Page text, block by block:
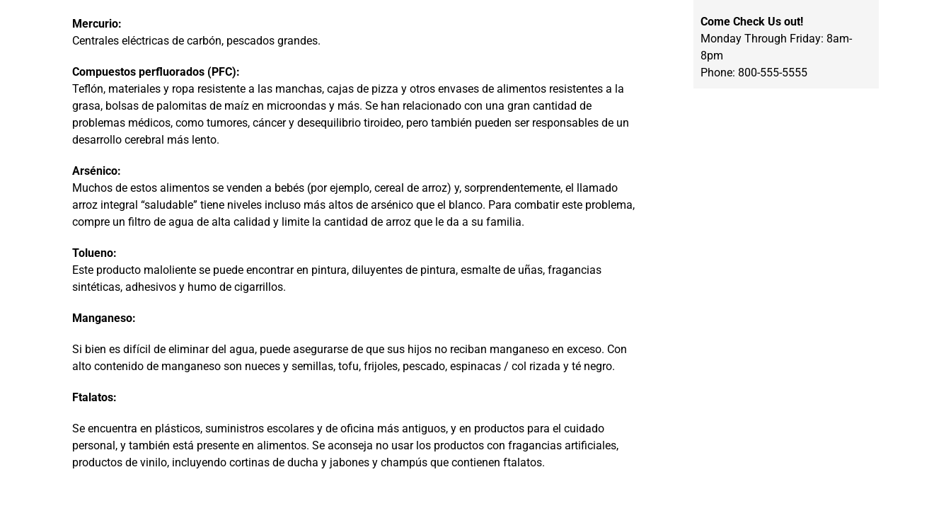
Mercurio:
Centrales eléctricas de carbón, pescados grandes.
Compuestos perfluorados (PFC):
Teflón, materiales y ropa resistente a las manchas, cajas de pizza y otros envases de alimentos resistentes a la
grasa, bolsas de palomitas de maíz en microondas y más. Se han relacionado con una gran cantidad de
problemas médicos, como tumores, cáncer y desequilibrio tiroideo, pero también pueden ser responsables de un
desarrollo cerebral más lento.
Arsénico:
Muchos de estos alimentos se venden a bebés (por ejemplo, cereal de arroz) y, sorprendentemente, el llamado
arroz integral “saludable” tiene niveles incluso más altos de arsénico que el blanco. Para combatir este problema,
compre un filtro de agua de alta calidad y limite la cantidad de arroz que le da a su familia.
Tolueno:
Este producto maloliente se puede encontrar en pintura, diluyentes de pintura, esmalte de uñas, fragancias
sintéticas, adhesivos y humo de cigarrillos.
Manganeso:
Si bien es difícil de eliminar del agua, puede asegurarse de que sus hijos no reciban manganeso en exceso. Con
alto contenido de manganeso son nueces y semillas, tofu, frijoles, pescado, espinacas / col rizada y té negro.
Ftalatos:
Se encuentra en plásticos, suministros escolares y de oficina más antiguos, y en productos para el cuidado
personal, y también está presente en alimentos. Se aconseja no usar los productos con fragancias artificiales,
productos de vinilo, incluyendo cortinas de ducha y jabones y champús que contienen ftalatos.
Come Check Us out!
Monday Through Friday: 8am-
8pm
Phone: 800-555-5555